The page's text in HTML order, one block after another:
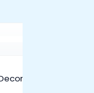
la mona de